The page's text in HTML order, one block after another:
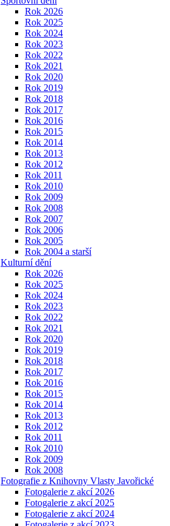
Rok 2026
Rok 2025
Rok 2024
Rok 2023
Rok 2022
Rok 2021
Rok 2020
Rok 2019
Rok 2018
Rok 2017
Rok 2016
Rok 2015
Rok 2014
Rok 2013
Rok 2012
Rok 2011
Rok 2010
Rok 2009
Rok 2008
Rok 2007
Rok 2006
Rok 2005
Rok 2004 a starší
Kulturní dění
Rok 2026
Rok 2025
Rok 2024
Rok 2023
Rok 2022
Rok 2021
Rok 2020
Rok 2019
Rok 2018
Rok 2017
Rok 2016
Rok 2015
Rok 2014
Rok 2013
Rok 2012
Rok 2011
Rok 2010
Rok 2009
Rok 2008
Fotografie z Knihovny Vlasty Javořické
Fotogalerie z akcí 2026
Fotogalerie z akcí 2025
Fotogalerie z akcí 2024